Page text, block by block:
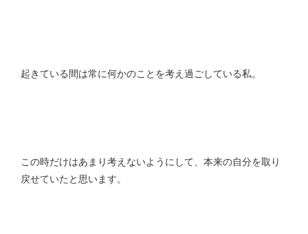
起きている間は常に何かのことを考え過ごしている私。
この時だけはあまり考えないようにして、本来の自分を取り
戻せていたと思います。